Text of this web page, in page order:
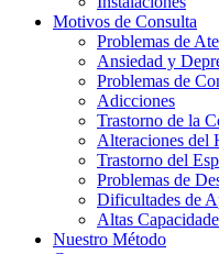
Motivos de Consulta
Problemas de
Ansiedad y
Problemas de
Adicciones
Trastorno de la
Alteraciones del
Trastorno del
Problemas de
Dificultades de
Altas
Nuestro Método